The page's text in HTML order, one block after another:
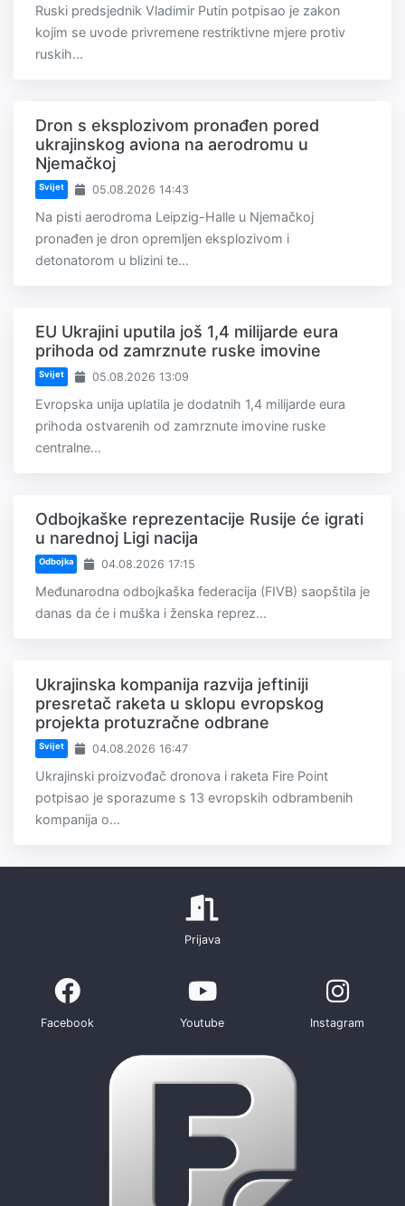
Ruski predsjednik Vladimir Putin potpisao je zakon
kojim se uvode privremene restriktivne mjere protiv
ruskih...
Dron s eksplozivom pronađen pored
ukrajinskog aviona na aerodromu u
Njemačkoj
Svijet 05.08.2026 14:43
Na pisti aerodroma Leipzig-Halle u Njemačkoj
pronađen je dron opremljen eksplozivom i
detonatorom u blizini te...
EU Ukrajini uputila još 1,4 milijarde eura
prihoda od zamrznute ruske imovine
Svijet 05.08.2026 13:09
Evropska unija uplatila je dodatnih 1,4 milijarde eura
prihoda ostvarenih od zamrznute imovine ruske
centralne...
Odbojkaške reprezentacije Rusije će igrati
u narednoj Ligi nacija
Odbojka 04.08.2026 17:15
Međunarodna odbojkaška federacija (FIVB) saopštila je
danas da će i muška i ženska reprez...
Ukrajinska kompanija razvija jeftiniji
presretač raketa u sklopu evropskog
projekta protuzračne odbrane
Svijet 04.08.2026 16:47
Ukrajinski proizvođač dronova i raketa Fire Point
potpisao je sporazume s 13 evropskih odbrambenih
kompanija o...
Prijava
Facebook Youtube Instagram